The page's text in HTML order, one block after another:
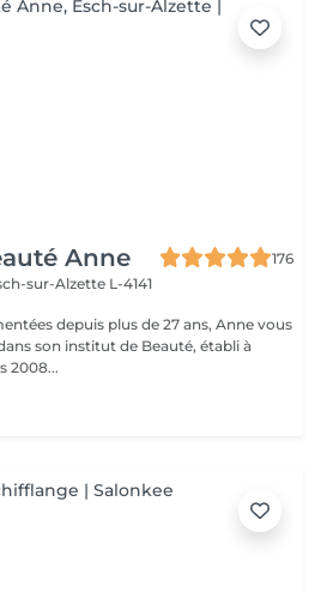
Anne
176
sur-Alzette L-4141
depuis plus de 27 ans, Anne vous
son institut de Beauté, établi à
2008...